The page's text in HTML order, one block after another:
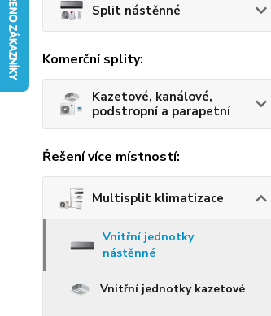
Split nástěnné
Komerční splity:
Kazetové, kanálové,
podstropní a parapetní
Řešení více místností:
Multisplit klimatizace
Vnitřní jednotky
nástěnné
Vnitřní jednotky kazetové